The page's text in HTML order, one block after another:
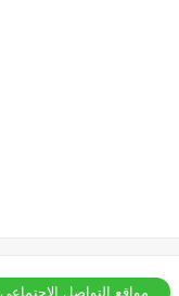
مواقع التواصل الإجتماعي